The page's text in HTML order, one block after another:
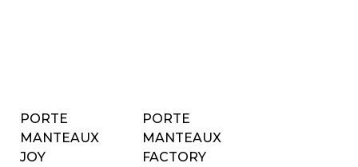
PORTE
MANTEAUX
JOY
PORTE
MANTEAUX
FACTORY